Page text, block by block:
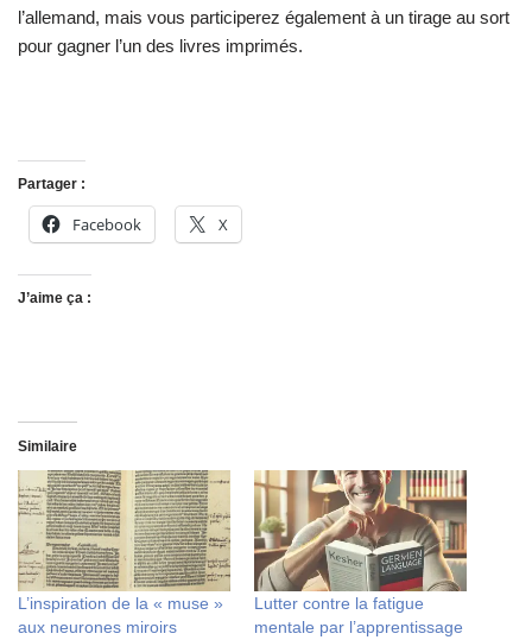
l’allemand, mais vous participerez également à un tirage au sort
pour gagner l’un des livres imprimés.
Partager :
Facebook X
J’aime ça :
Similaire
L’inspiration de la « muse »
aux neurones miroirs
Lutter contre la fatigue
mentale par l’apprentissage